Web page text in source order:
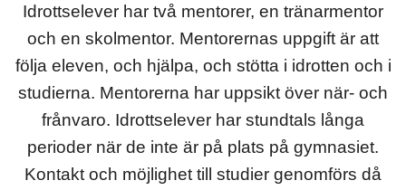
Idrottselever har två mentorer, en tränarmentor
och en skolmentor. Mentorernas uppgift är att
följa eleven, och hjälpa, och stötta i idrotten och i
studierna. Mentorerna har uppsikt över när- och
frånvaro. Idrottselever har stundtals långa
perioder när de inte är på plats på gymnasiet.
Kontakt och möjlighet till studier genomförs då